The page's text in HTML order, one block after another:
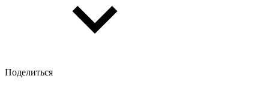
Поделиться